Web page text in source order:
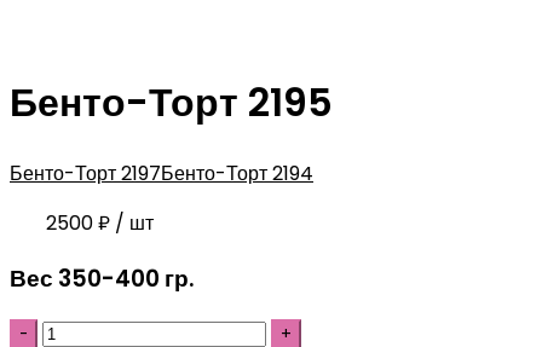
Бенто-Торт 2195
Бенто-Торт 2197Бенто-Торт 2194
2500₽ / шт
Вес 350-400 гр.